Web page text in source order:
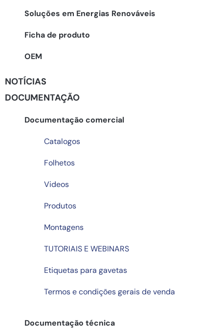
Soluções em Energias Renováveis
Ficha de produto
OEM
NOTÍCIAS
DOCUMENTAÇÃO
Documentação comercial
Catalogos
Folhetos
Videos
Produtos
Montagens
TUTORIAIS E WEBINARS
Etiquetas para gavetas
Termos e condições gerais de venda
Documentação técnica